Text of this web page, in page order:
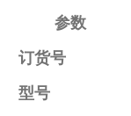
参数
订货号
型号